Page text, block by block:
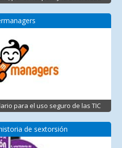
para el uso seguro de las TIC
de sextorsión